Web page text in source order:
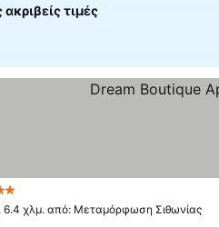
τιμές
6.4 χλμ. από: Μεταμόρφωση Σιθωνίας